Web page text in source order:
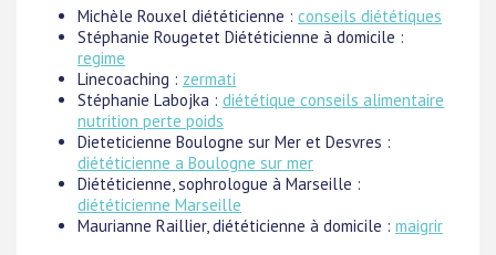
Michèle Rouxel diététicienne : conseils diététiques
Stéphanie Rougetet Diététicienne à domicile :
regime
Linecoaching : zermati
Stéphanie Labojka : diététique conseils alimentaire
nutrition perte poids
Dieteticienne Boulogne sur Mer et Desvres :
diététicienne a Boulogne sur mer
Diététicienne, sophrologue à Marseille :
diététicienne Marseille
Maurianne Raillier, diététicienne à domicile : maigrir